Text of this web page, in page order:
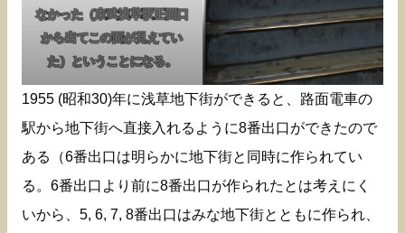
なかった（東武浅草駅正面口
から出てこの面が見えてい
た）ということになる。
1955 (昭和30)年に浅草地下街ができると、路面電車の
駅から地下街へ直接入れるように8番出口ができたので
ある（6番出口は明らかに地下街と同時に作られてい
る。6番出口より前に8番出口が作られたとは考えにく
いから、5, 6, 7, 8番出口はみな地下街とともに作られ、